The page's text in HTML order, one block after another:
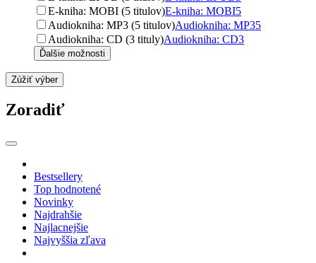
E-kniha: MOBI (5 titulov)E-kniha: MOBI5
Audiokniha: MP3 (5 titulov)Audiokniha: MP35
Audiokniha: CD (3 tituly)Audiokniha: CD3
Ďalšie možnosti
Zúžiť výber
Zoradiť
Bestsellery
Top hodnotené
Novinky
Najdrahšie
Najlacnejšie
Najvyššia zľava